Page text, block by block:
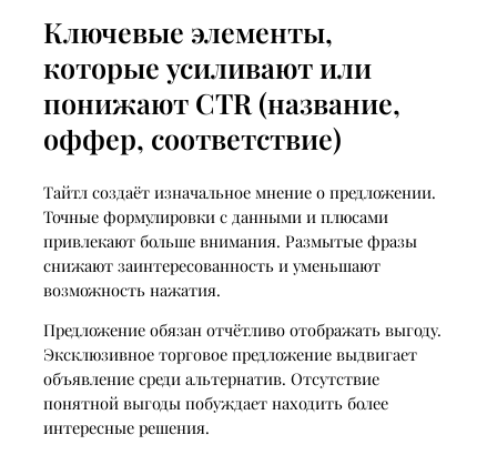
Ключевые элементы,
которые усиливают или
понижают CTR (название,
оффер, соответствие)
Тайтл создаёт изначальное мнение о предложении.
Точные формулировки с данными и плюсами
привлекают больше внимания. Размытые фразы
снижают заинтересованность и уменьшают
возможность нажатия.
Предложение обязан отчётливо отображать выгоду.
Эксклюзивное торговое предложение выдвигает
объявление среди альтернатив. Отсутствие
понятной выгоды побуждает находить более
интересные решения.